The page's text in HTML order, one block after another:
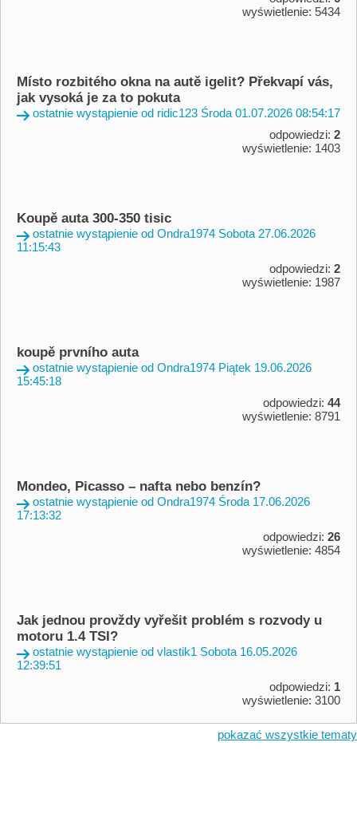
wyświetlenie: 5434
Místo rozbitého okna na autě igelit? Překvapí vás,
jak vysoká je za to pokuta
ostatnie wystąpienie od ridic123 Środa 01.07.2026 08:54:17
odpowiedzi: 2
wyświetlenie: 1403
Koupě auta 300-350 tisic
ostatnie wystąpienie od Ondra1974 Sobota 27.06.2026
11:15:43
odpowiedzi: 2
wyświetlenie: 1987
koupě prvního auta
ostatnie wystąpienie od Ondra1974 Piątek 19.06.2026
15:45:18
odpowiedzi: 44
wyświetlenie: 8791
Mondeo, Picasso – nafta nebo benzín?
ostatnie wystąpienie od Ondra1974 Środa 17.06.2026
17:13:32
odpowiedzi: 26
wyświetlenie: 4854
Jak jednou provždy vyřešit problém s rozvody u
motoru 1.4 TSI?
ostatnie wystąpienie od vlastik1 Sobota 16.05.2026
12:39:51
odpowiedzi: 1
wyświetlenie: 3100
pokazać wszystkie tematy